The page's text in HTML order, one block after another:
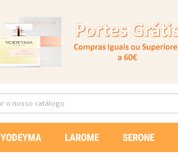
YODEYMA LAROME SERONE